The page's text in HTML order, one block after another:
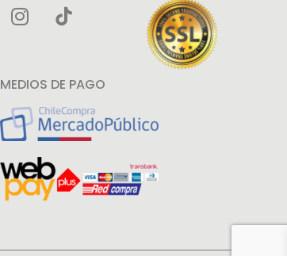
MEDIOS DE PAGO